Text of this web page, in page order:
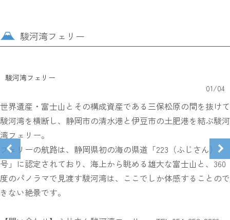
駿河湾フェリー
駿河湾フェリー
01/04
世界遺産・富士山とその構成資産である三保松原の間を抜けて
駿河湾を横断し、静岡市の清水港と伊豆市の土肥港を結ぶ駿河
湾フェリー。
フェリーの航路は、静岡県初の海の県道「223（ふじさん）
号」に認定されており、海上から眺める雄大な富士山と、360
度のパノラマで見渡す駿河湾は、ここでしか体感することので
きない絶景です。